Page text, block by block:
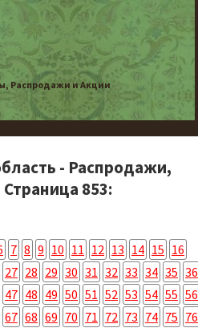
Распродажи и Акции
- Распродажи,
853:
7 8 9 10 11 12 13 14 15 16
27 28 29 30 31 32 33 34 35 36
47 48 49 50 51 52 53 54 55 56
67 68 69 70 71 72 73 74 75 76